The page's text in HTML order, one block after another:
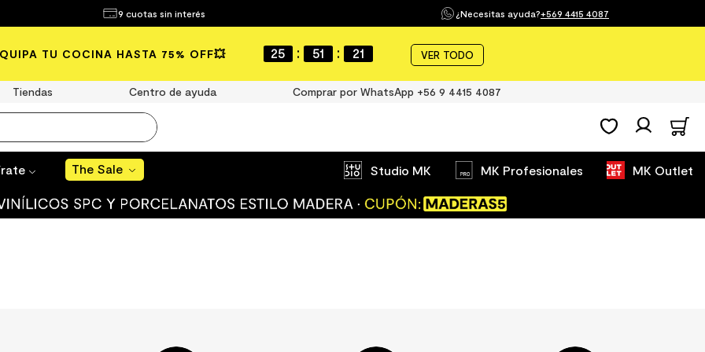
9 cuotas sin interés ¿Necesitas ayuda?+569 4415 4087
TU COCINA HASTA 75% OFF💥 25 : 51 : 20 VER TODO
Tiendas Centro de ayuda Comprar por WhatsApp +56 9 4415 4087
The Sale Studio MK MK Profesionales MK Outlet
Sale
¿Qué estás buscando?
BUSCADOS
mate